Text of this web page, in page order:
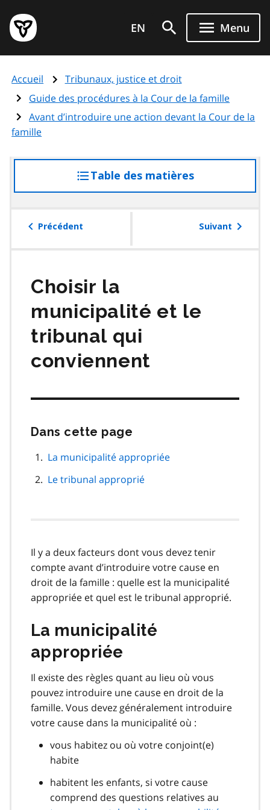
au
contenu
principal
Page
d'accueil
de
l'Ontario
EN Menu
Accueil
Tribunaux, justice et droit
Guide des procédures à la Cour de la famille
Avant d’introduire une action devant la Cour de la
famille
Table des matières
à
table
Précédent Suivant
Choisir la
municipalité et le
tribunal qui
conviennent
Dans cette page
navigation
de
page
La municipalité appropriée
Le tribunal approprié
Il y a deux facteurs dont vous devez tenir
compte avant d’introduire votre cause en
droit de la famille : quelle est la municipalité
appropriée et quel est le tribunal approprié.
La municipalité
appropriée
Il existe des règles quant au lieu où vous
pouvez introduire une cause en droit de la
famille. Vous devez généralement introduire
votre cause dans la municipalité où :
vous habitez ou où votre conjoint(e)
habite
habitent les enfants, si votre cause
comprend des questions relatives au